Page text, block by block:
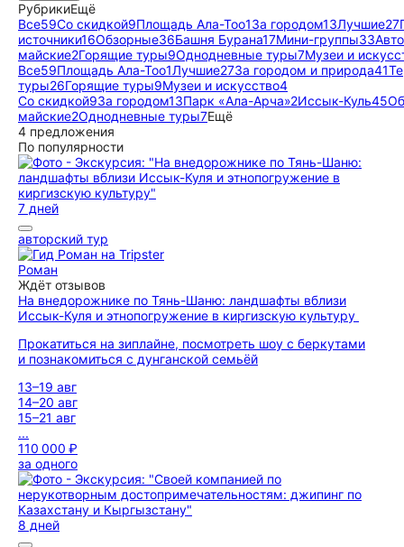
РубрикиЕщё
Все59Со скидкой9Площадь Ала-Тоо1За городом13Лучшие27
источники16Обзорные36Башня Бурана17Мини-группы33
майские2Горящие туры9Однодневные туры7Музеи и
Все59Площадь Ала-Тоо1Лучшие27За городом и природа41
туры26Горящие туры9Музеи и искусство4
Со скидкой9За городом13Парк «Ала-Арча»2Иссык-Куль45
майские2Однодневные туры7Ещё
4 предложения
По популярности
7 дней
авторский тур
Роман
Ждёт отзывов
На внедорожнике по Тянь-Шаню: ландшафты вблизи
Иссык-Куля и этнопогружение в киргизскую культуру
Прокатиться на зиплайне, посмотреть шоу с беркутами
и познакомиться с дунганской семьёй
13–19 авг
14–20 авг
15–21 авг
...
110 000 ₽
за одного
8 дней